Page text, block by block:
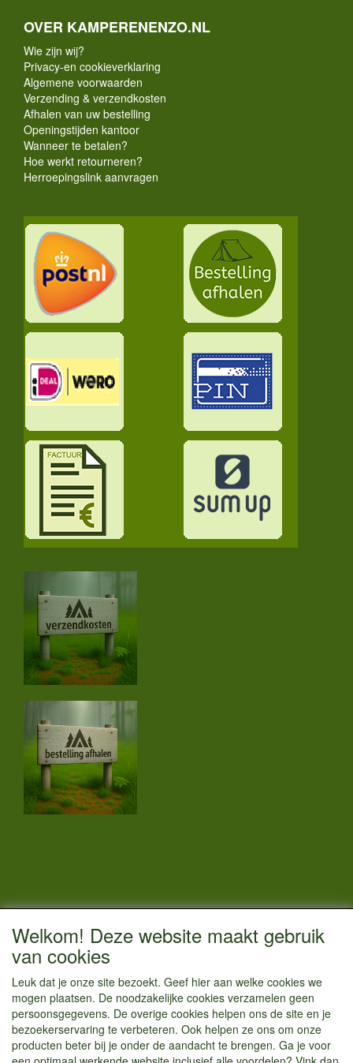
OVER KAMPERENENZO.NL
Wie zijn wij?
Privacy-en cookieverklaring
Algemene voorwaarden
Verzending & verzendkosten
Afhalen van uw bestelling
Openingstijden kantoor
Wanneer te betalen?
Hoe werkt retourneren?
Herroepingslink aanvragen
CONTACTGEGEVENS
Vestigingsadres:
Hoofdweg 36
1433 JW Kudelstaart
info@kamperenenzo.nl
Tel : 06 125 82 112
Welkom! Deze website maakt gebruik
van cookies
Leuk dat je onze site bezoekt. Geef hier aan welke cookies we
mogen plaatsen. De noodzakelijke cookies verzamelen geen
persoonsgegevens. De overige cookies helpen ons de site en je
bezoekerservaring te verbeteren. Ook helpen ze ons om onze
producten beter bij je onder de aandacht te brengen. Ga je voor